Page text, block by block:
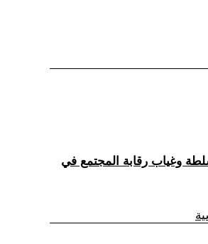
وغياب رقابة المجتمع في